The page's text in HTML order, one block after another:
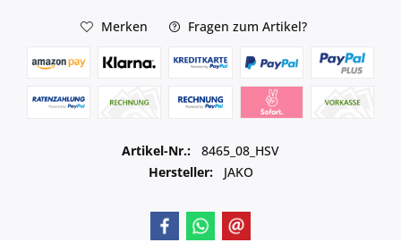
Merken Fragen zum Artikel?
Artikel-Nr.:
8465_08_HSV
Hersteller:
JAKO